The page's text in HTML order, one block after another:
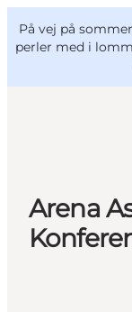
På vej på
perler med i
Oplevelser
Outdoor
Mad og
VisitFyn
Deutsch
Arena